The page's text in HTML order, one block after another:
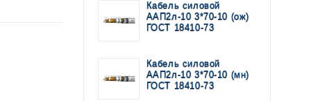
Кабель силовой
ААП2л-10 3*70-10 (ож)
ГОСТ 18410-73
Кабель силовой
ААП2л-10 3*70-10 (мн)
ГОСТ 18410-73